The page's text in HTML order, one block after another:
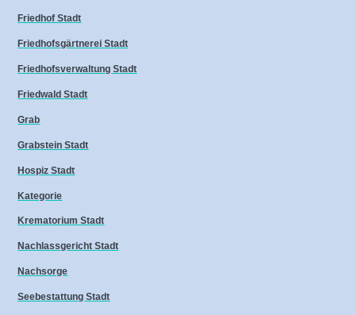
Friedhof Stadt
Friedhofsgärtnerei Stadt
Friedhofsverwaltung Stadt
Friedwald Stadt
Grab
Grabstein Stadt
Hospiz Stadt
Kategorie
Krematorium Stadt
Nachlassgericht Stadt
Nachsorge
Seebestattung Stadt